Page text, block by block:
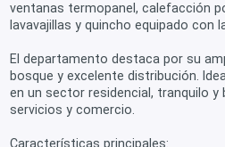
ventanas termopanel, calefacción
lavavajillas y quincho equipado con
El departamento destaca por su
bosque y excelente distribución.
en un sector residencial, tranquilo y
servicios y comercio.
Características principales: